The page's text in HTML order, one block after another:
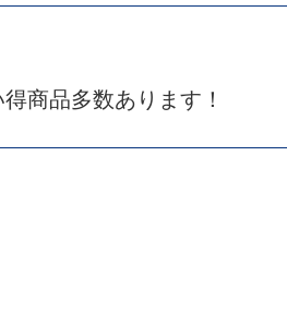
商品多数あります！